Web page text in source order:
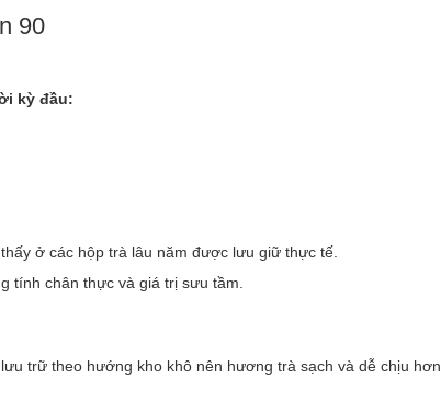
90
kỳ đầu:
ở các hộp trà lâu năm được lưu giữ thực tế.
tính chân thực và giá trị sưu tầm.
trữ theo hướng kho khô nên hương trà sạch và dễ chịu hơn.